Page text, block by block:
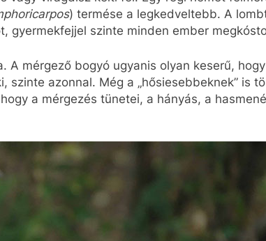
) termése a legkedveltebb. A
gyermekfejjel szinte minden ember
A mérgező bogyó ugyanis olyan keserű,
szinte azonnal. Még a „hősiesebbeknek” is
a mérgezés tünetei, a hányás, a